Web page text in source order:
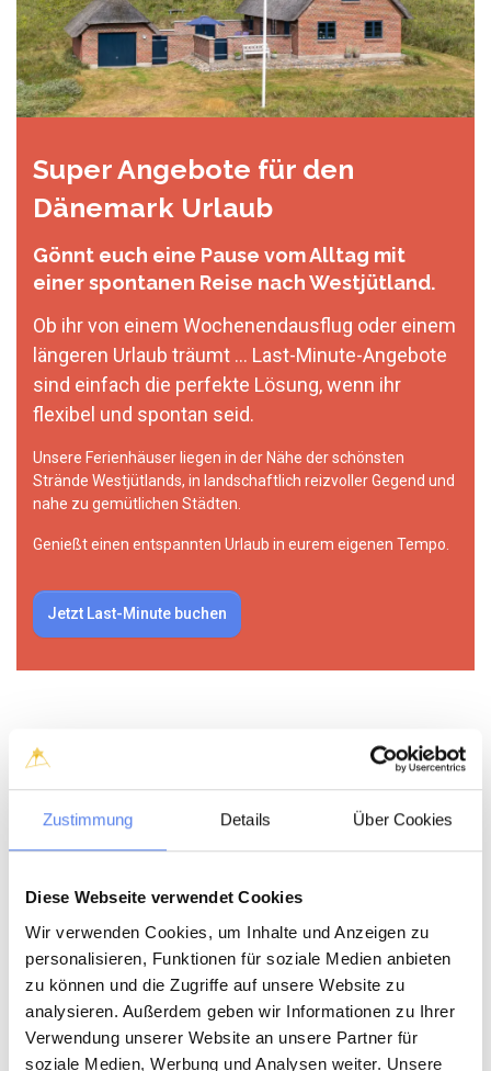
Zustimmung Details Über Cookies
Diese Webseite verwendet Cookies
Wir verwenden Cookies, um Inhalte und Anzeigen zu
personalisieren, Funktionen für soziale Medien anbieten
zu können und die Zugriffe auf unsere Website zu
analysieren. Außerdem geben wir Informationen zu Ihrer
Verwendung unserer Website an unsere Partner für
soziale Medien, Werbung und Analysen weiter. Unsere
Super Angebote für den
Dänemark Urlaub
Gönnt euch eine Pause vom Alltag mit
einer spontanen Reise nach Westjütland.
Ob ihr von einem Wochenendausflug oder einem
längeren Urlaub träumt ... Last-Minute-Angebote
sind einfach die perfekte Lösung, wenn ihr
flexibel und spontan seid.
Unsere Ferienhäuser liegen in der Nähe der schönsten
Strände Westjütlands, in landschaftlich reizvoller Gegend und
nahe zu gemütlichen Städten.
Genießt einen entspannten Urlaub in eurem eigenen Tempo.
Jetzt Last-Minute buchen
3 gute Gründe für eine Last-Minute-
Wenn ihr euch für ein Last-Minute-Ferienhaus bei
guten Preis UND ein tolles Urlaubserlebnis.
Hier sind einige der Vorteile, auf die ihr euch freuen könnt:
Attraktive Preise:Bei einer Last-Minute-Buchung könnt ihr
kräftig sparen - bis zu 50 % gegenüber dem Normalpreis.
Unsere Liste wird ständig aktualisiert, sodass ihr immer
wieder die Chance habt, ein tolles Ferienhaus zu einem